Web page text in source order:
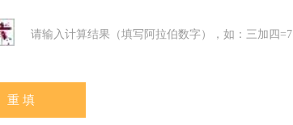
请输入计算结果（填写阿拉伯数字），如：三加四=7